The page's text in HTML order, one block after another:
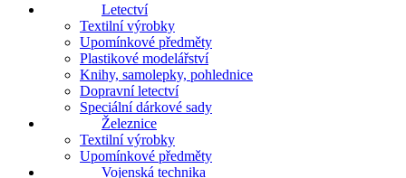
Letectví
Textilní výrobky
Upomínkové předměty
Plastikové modelářství
Knihy, samolepky, pohlednice
Dopravní letectví
Speciální dárkové sady
Železnice
Textilní výrobky
Upomínkové předměty
Vojenská technika